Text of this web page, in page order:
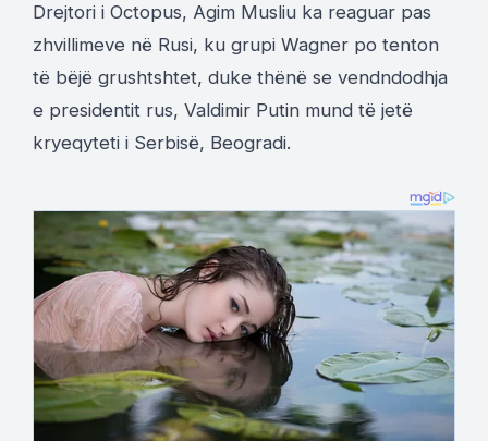
Drejtori i Octopus, Agim Musliu ka reaguar pas
zhvillimeve në Rusi, ku grupi Wagner po tenton
të bëjë grushtshtet, duke thënë se vendndodhja
e presidentit rus, Valdimir Putin mund të jetë
kryeqyteti i Serbisë, Beogradi.